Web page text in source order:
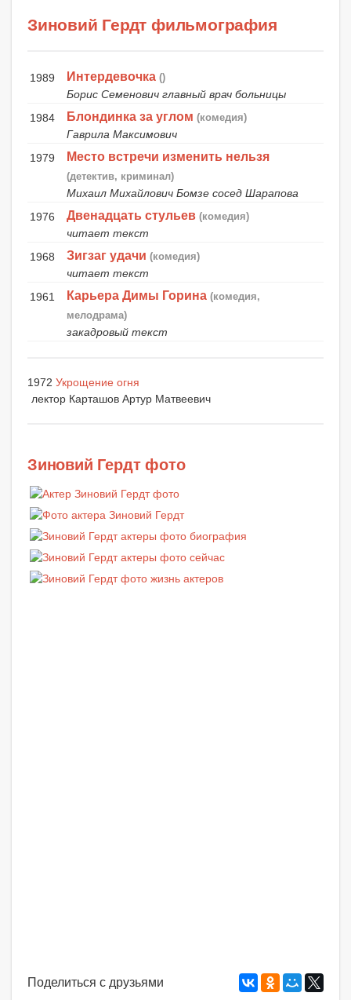
Зиновий Гердт фильмография
1989 Интердевочка ()
Борис Семенович главный врач больницы
1984
Блондинка за углом (комедия)
Гаврила Максимович
1979
Место встречи изменить нельзя
(детектив, криминал)
Михаил Михайлович Бомзе сосед Шарапова
1976
Двенадцать стульев (комедия)
читает текст
1968
Зигзаг удачи (комедия)
читает текст
1961
Карьера Димы Горина (комедия,
мелодрама)
закадровый текст
1972 Укрощение огня
лектор Карташов Артур Матвеевич
Зиновий Гердт фото
Поделиться с друзьями